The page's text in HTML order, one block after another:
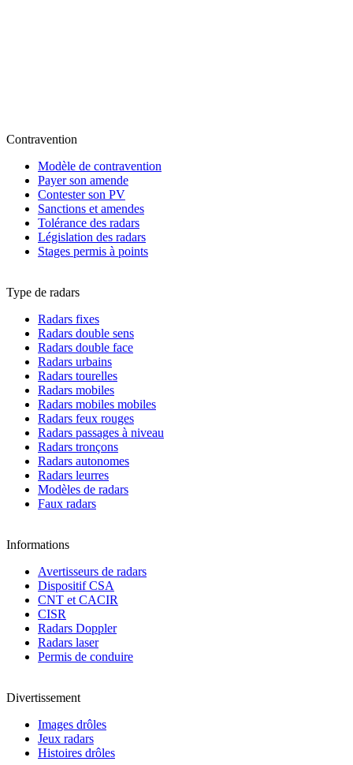
Contravention
Modèle de contravention
Payer son amende
Contester son PV
Sanctions et amendes
Tolérance des radars
Législation des radars
Stages permis à points
Type de radars
Radars fixes
Radars double sens
Radars double face
Radars urbains
Radars tourelles
Radars mobiles
Radars mobiles mobiles
Radars feux rouges
Radars passages à niveau
Radars tronçons
Radars autonomes
Radars leurres
Modèles de radars
Faux radars
Informations
Avertisseurs de radars
Dispositif CSA
CNT et CACIR
CISR
Radars Doppler
Radars laser
Permis de conduire
Divertissement
Images drôles
Jeux radars
Histoires drôles